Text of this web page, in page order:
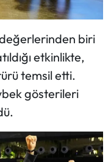
değerlerinden biri
etkinlikte,
temsil etti.
gösterileri